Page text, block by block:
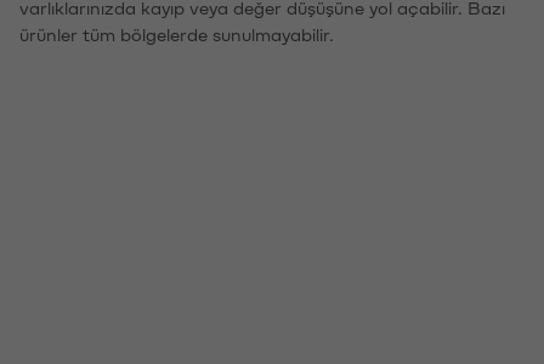
varlıklarınızda kayıp veya değer düşüşüne yol açabilir. Bazı
ürünler tüm bölgelerde sunulmayabilir.